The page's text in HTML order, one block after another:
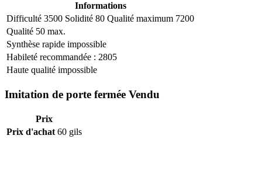
Informations
Difficulté 3500 Solidité 80 Qualité maximum 7200
Qualité 50 max.
Synthèse rapide impossible
Habileté recommandée : 2805
Haute qualité impossible
Imitation de porte fermée Vendu
Prix
Prix d'achat 60 gils